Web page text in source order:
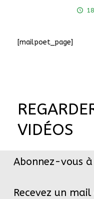
[mailpoet_page]
VIDÉOS
Abonnez-vous
Recevez un